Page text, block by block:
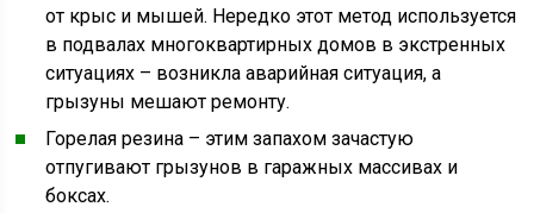
от крыс и мышей. Нередко этот метод используется
в подвалах многоквартирных домов в экстренных
ситуациях – возникла аварийная ситуация, а
грызуны мешают ремонту.
Горелая резина – этим запахом зачастую
отпугивают грызунов в гаражных массивах и
боксах.